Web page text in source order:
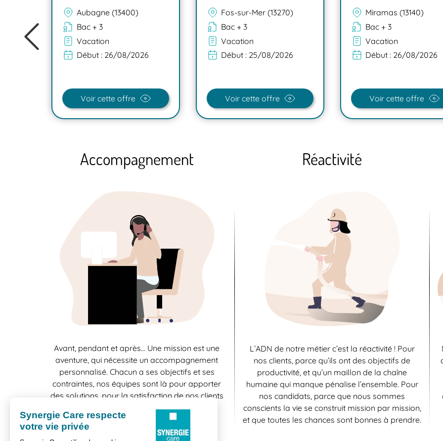
Aubagne (13400)
Bac + 3
Vacation
Début : 26/08/2026
Voir cette offre
Fos-sur-Mer (13270)
Bac + 3
Vacation
Début : 25/08/2026
Voir cette offre
Miramas (13140)
Bac + 3
Vacation
Début : 26/08/2026
Voir cette offre
Accompagnement
Avant, pendant et après… Une mission est une
aventure, qui nécessite un accompagnement
personnalisé. Chacun a ses objectifs et ses
contraintes, nos équipes sont là pour apporter
des solutions, pour la satisfaction de nos clients
comme celle de nos candidats.
Réactivité
L’ADN de notre métier c’est la réactivité ! Pour
nos clients, parce qu’ils ont des objectifs de
productivité, et qu’un maillon de la chaîne
humaine qui manque pénalise l’ensemble. Pour
nos candidats, parce que nous sommes
conscients la vie se construit mission par mission,
et que toutes les chances sont bonnes à prendre.